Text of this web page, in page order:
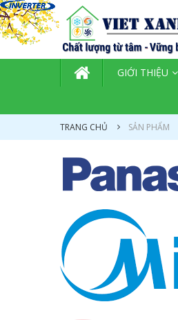
TRANG CHỦ
GIỚI THIỆU
TRANG CHỦ SẢN PHẨM